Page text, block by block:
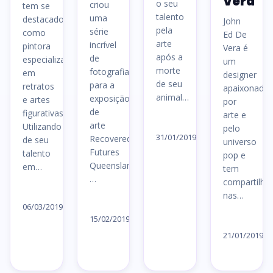
tem se
destacado
como
pintora
especializada
em
retratos
e artes
figurativas.
Utilizando
de seu
talento
em…
06/03/2019
criou
uma
série
incrível
de
fotografias
para a
exposição
de
arte
Recovered
Futures
Queensland,
…
15/02/2019
o seu
talento
pela
arte
após a
morte
de seu
animal…
31/01/2019
John
Ed De
Vera é
um
designer
apaixonado
por
arte e
pelo
universo
pop e
tem
nas…
21/01/2019